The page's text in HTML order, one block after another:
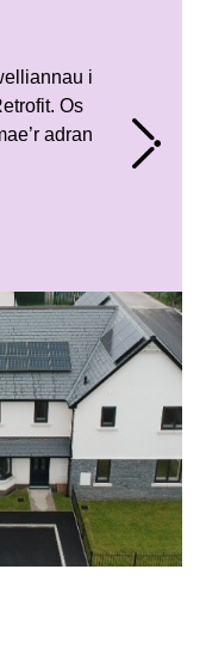
i
Os
adran